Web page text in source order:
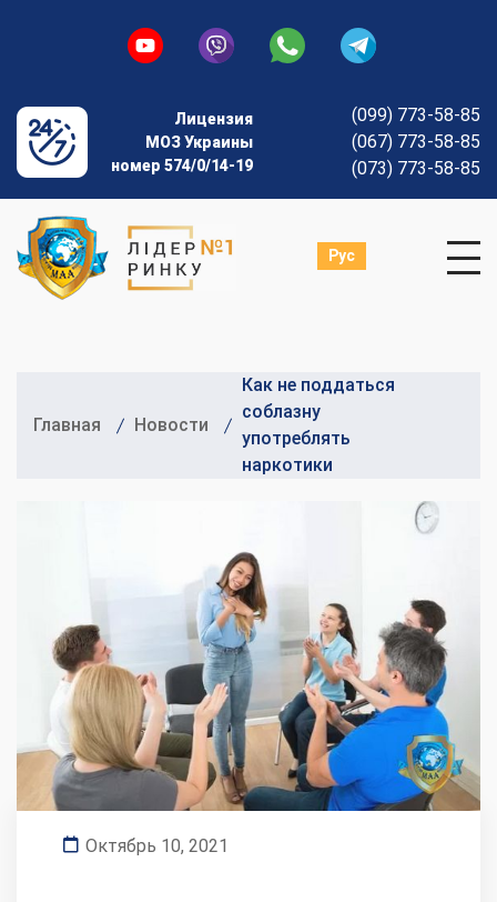
Лицензия
МОЗ Украины
номер 574/0/14-19
(099) 773-58-85
(067) 773-58-85
(073) 773-58-85
Рус
Главная Новости
Как не поддаться
соблазну
употреблять
наркотики
Октябрь 10, 2021